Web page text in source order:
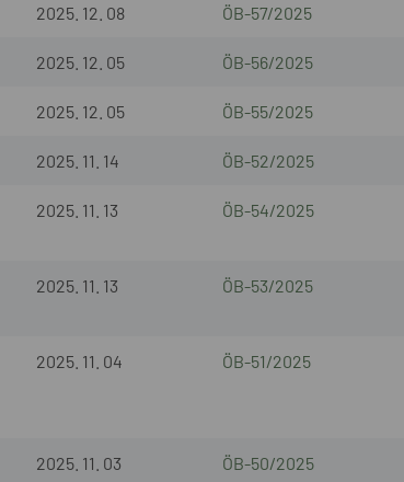
2025. 12. 08 ÖB-57/2025
2025. 12. 05 ÖB-56/2025
2025. 12. 05 ÖB-55/2025
2025. 11. 14 ÖB-52/2025
2025. 11. 13 ÖB-54/2025
2025. 11. 13 ÖB-53/2025
2025. 11. 04 ÖB-51/2025
2025. 11. 03 ÖB-50/2025